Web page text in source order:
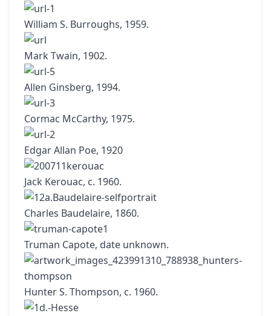
William S. Burroughs, 1959.
Mark Twain, 1902.
Allen Ginsberg, 1994.
Cormac McCarthy, 1975.
Edgar Allan Poe, 1920
Jack Kerouac, c. 1960.
Charles Baudelaire, 1860.
Truman Capote, date unknown.
Hunter S. Thompson, c. 1960.